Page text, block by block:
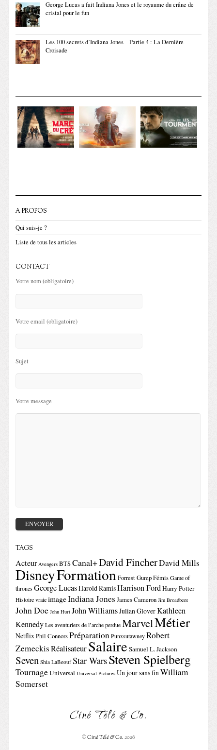
George Lucas a fait Indiana Jones et le royaume du crâne de
cristal pour le fun
Les 100 secrets d’Indiana Jones – Partie 4 : La Dernière
Croisade
A PROPOS
Qui suis-je ?
Liste de tous les articles
CONTACT
Votre nom (obligatoire)
Votre email (obligatoire)
Sujet
Votre message
TAGS
Acteur Avengers BTSCanal+David FincherDavid Mills
DisneyFormationForrest GumpFémis Game of
thrones George LucasHarold RamisHarrison FordHarry Potter
Histoire vraie imageIndiana Jones James Cameron Jim Broadbent
John Doe John Hurt John WilliamsJulian GloverKathleen
Kennedy Les aventuriers de l’arche perdue MarvelMétier
NetflixPhil ConnorsPréparation Punxsutawney Robert
ZemeckisRéalisateurSalaire Samuel L. Jackson
Seven Shia LaBeouf Star WarsSteven Spielberg
TournageUniversal Universal Pictures Un jour sans finWilliam
Somerset
Ciné Télé & Co.
©Ciné Télé & Co.2026